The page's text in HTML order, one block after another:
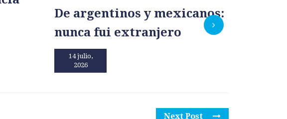
De argentinos y mexicanos:
nunca fui extranjero
14 julio,
2026
Next Post